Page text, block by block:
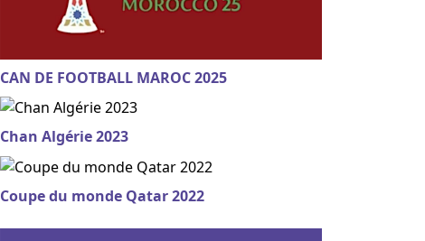
CAN DE FOOTBALL MAROC 2025
Chan Algérie 2023
Coupe du monde Qatar 2022